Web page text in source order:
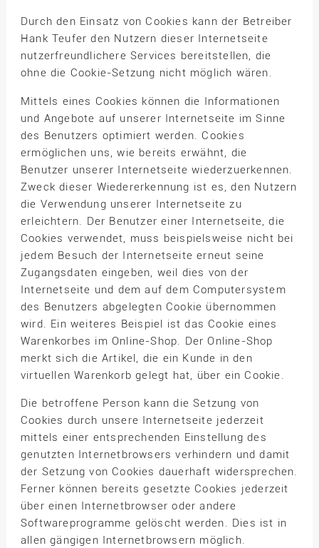
Durch den Einsatz von Cookies kann der Betreiber
Hank Teufer den Nutzern dieser Internetseite
nutzerfreundlichere Services bereitstellen, die
ohne die Cookie-Setzung nicht möglich wären.
Mittels eines Cookies können die Informationen
und Angebote auf unserer Internetseite im Sinne
des Benutzers optimiert werden. Cookies
ermöglichen uns, wie bereits erwähnt, die
Benutzer unserer Internetseite wiederzuerkennen.
Zweck dieser Wiedererkennung ist es, den Nutzern
die Verwendung unserer Internetseite zu
erleichtern. Der Benutzer einer Internetseite, die
Cookies verwendet, muss beispielsweise nicht bei
jedem Besuch der Internetseite erneut seine
Zugangsdaten eingeben, weil dies von der
Internetseite und dem auf dem Computersystem
des Benutzers abgelegten Cookie übernommen
wird. Ein weiteres Beispiel ist das Cookie eines
Warenkorbes im Online-Shop. Der Online-Shop
merkt sich die Artikel, die ein Kunde in den
virtuellen Warenkorb gelegt hat, über ein Cookie.
Die betroffene Person kann die Setzung von
Cookies durch unsere Internetseite jederzeit
mittels einer entsprechenden Einstellung des
genutzten Internetbrowsers verhindern und damit
der Setzung von Cookies dauerhaft widersprechen.
Ferner können bereits gesetzte Cookies jederzeit
über einen Internetbrowser oder andere
Softwareprogramme gelöscht werden. Dies ist in
allen gängigen Internetbrowsern möglich.